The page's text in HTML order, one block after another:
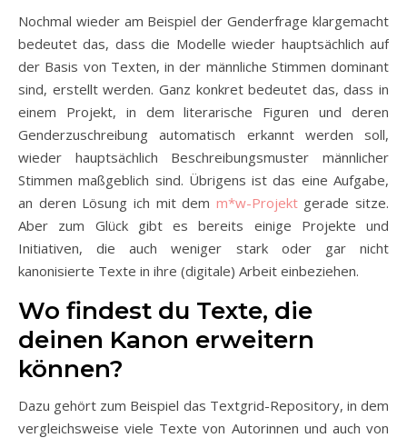
Nochmal wieder am Beispiel der Genderfrage klargemacht
bedeutet das, dass die Modelle wieder hauptsächlich auf
der Basis von Texten, in der männliche Stimmen dominant
sind, erstellt werden. Ganz konkret bedeutet das, dass in
einem Projekt, in dem literarische Figuren und deren
Genderzuschreibung automatisch erkannt werden soll,
wieder hauptsächlich Beschreibungsmuster männlicher
Stimmen maßgeblich sind. Übrigens ist das eine Aufgabe,
an deren Lösung ich mit dem m*w-Projektgerade sitze.
Aber zum Glück gibt es bereits einige Projekte und
Initiativen, die auch weniger stark oder gar nicht
kanonisierte Texte in ihre (digitale) Arbeit einbeziehen.
Wo findest du Texte, die
deinen Kanon erweitern
können?
Dazu gehört zum Beispiel das Textgrid-Repository, in dem
vergleichsweise viele Texte von Autorinnen und auch von